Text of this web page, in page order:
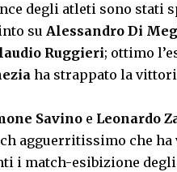
degli atleti sono stati
su Alessandro Di
Ruggieri; ottimo
ha strappato la
Savino e Leonardo
agguerritissimo che
i match-esibizione